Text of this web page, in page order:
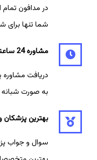
در مدافون
شما تنها
مشاوره 24 ساعته
دریافت مشاوره
به صورت شبانه
بهترین پزشکان
سوال و جواب